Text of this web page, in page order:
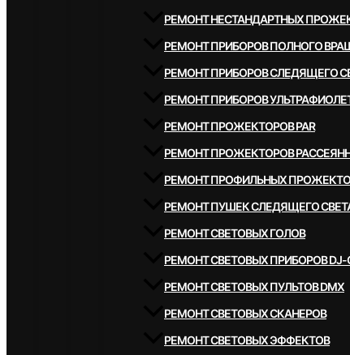
РЕМОНТ НЕСТАНДАРТНЫХ
РЕМОНТ ПРИБОРОВ ПОЛНОГО
РЕМОНТ ПРИБОРОВ СЛЕДЯЩЕГО
РЕМОНТ ПРИБОРОВ
РЕМОНТ ПРОЖЕКТОРОВ PAR
РЕМОНТ ПРОЖЕКТОРОВ
РЕМОНТ ПРОФИЛЬНЫХ
РЕМОНТ ПУШЕК СЛЕДЯЩЕГО
РЕМОНТ СВЕТОВЫХ ГОЛОВ
РЕМОНТ СВЕТОВЫХ ПРИБОРОВ DJ-
РЕМОНТ СВЕТОВЫХ ПУЛЬТОВ DMX
РЕМОНТ СВЕТОВЫХ СКАНЕРОВ
РЕМОНТ СВЕТОВЫХ ЭФФЕКТОВ